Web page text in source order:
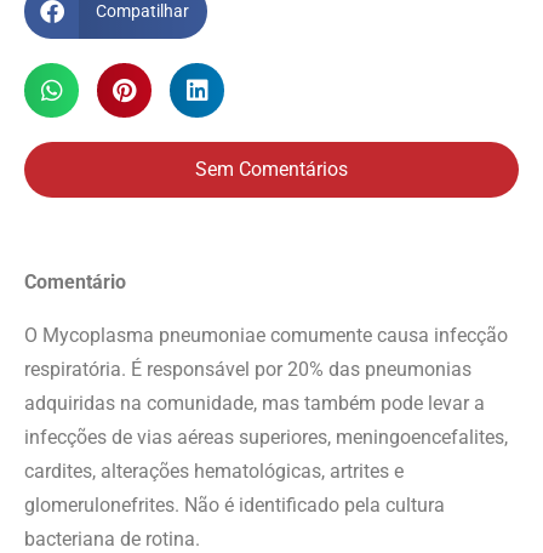
Compatilhar
Sem Comentários
Comentário
O Mycoplasma pneumoniae comumente causa infecção
respiratória. É responsável por 20% das pneumonias
adquiridas na comunidade, mas também pode levar a
infecções de vias aéreas superiores, meningoencefalites,
cardites, alterações hematológicas, artrites e
glomerulonefrites. Não é identificado pela cultura
bacteriana de rotina.